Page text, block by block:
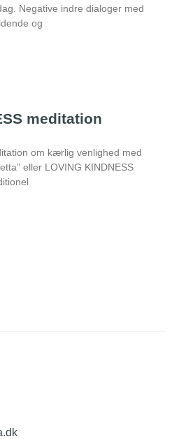
Negative indre dialoger med
og
meditation
om kærlig venlighed med
eller LOVING KINDNESS